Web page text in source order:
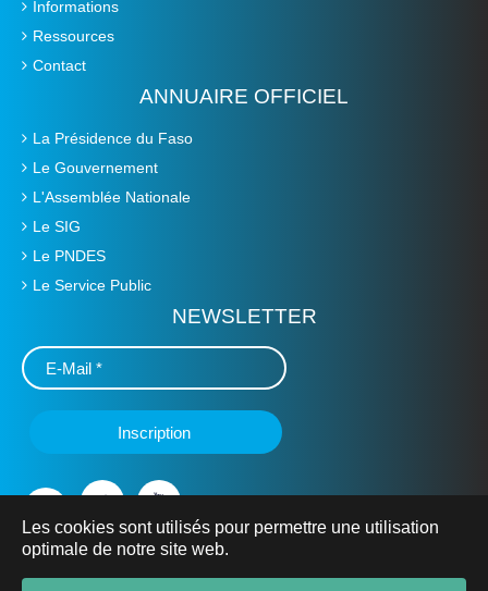
Les cookies sont utilisés pour permettre une utilisation
optimale de notre site web.
Informations
Ressources
Contact
ANNUAIRE OFFICIEL
La Présidence du Faso
Le Gouvernement
L'Assemblée Nationale
Le SIG
Le PNDES
Le Service Public
NEWSLETTER
© 2019 Ministère de L'Education Nationale, de l'Alphabétisation
et de la Promotion des Langues Nationales -
- Tous